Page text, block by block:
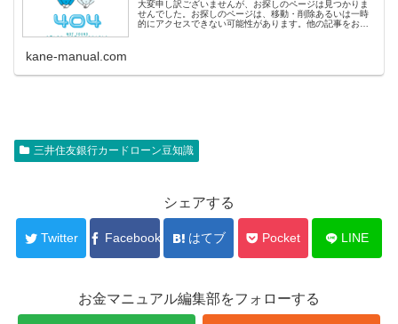
大変申し訳ございませんが、お探しのページは見つかりま
せんでした。お探しのページは、移動・削除あるいは一時
的にアクセスできない可能性があります。他の記事をお探
kane-manual.com
三井住友銀行カードローン豆知識
シェアする
Twitter Facebook はてブ Pocket LINE
お金マニュアル編集部をフォローする